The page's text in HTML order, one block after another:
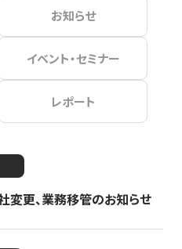
お知らせ
イベント・セミナー
レポート
変更、業務移管のお知らせ